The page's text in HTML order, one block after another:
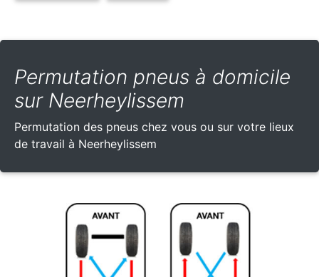
Permutation pneus à domicile
sur Neerheylissem
Permutation des pneus chez vous ou sur votre lieux
de travail à Neerheylissem